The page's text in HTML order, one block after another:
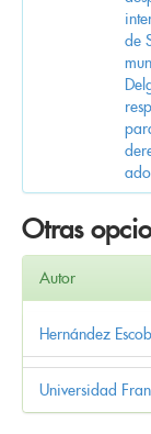
de
Otras
Autor
Hernández
Universidad